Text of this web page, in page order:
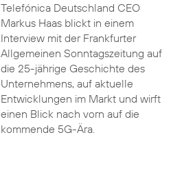
Telefónica Deutschland CEO
Markus Haas blickt in einem
Interview mit der Frankfurter
Allgemeinen Sonntagszeitung auf
die 25-jährige Geschichte des
Unternehmens, auf aktuelle
Entwicklungen im Markt und wirft
einen Blick nach vorn auf die
kommende 5G-Ära.